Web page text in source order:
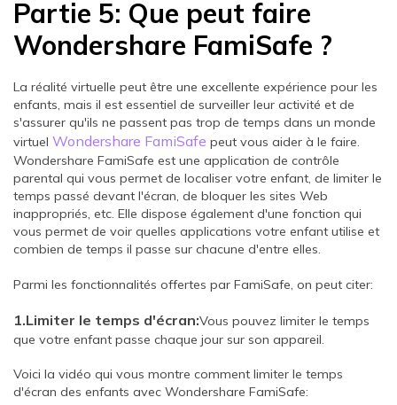
Partie 5: Que peut faire
Wondershare FamiSafe ?
La réalité virtuelle peut être une excellente expérience pour les
enfants, mais il est essentiel de surveiller leur activité et de
s'assurer qu'ils ne passent pas trop de temps dans un monde
virtuel Wondershare FamiSafe peut vous aider à le faire.
Wondershare FamiSafe est une application de contrôle
parental qui vous permet de localiser votre enfant, de limiter le
temps passé devant l'écran, de bloquer les sites Web
inappropriés, etc. Elle dispose également d'une fonction qui
vous permet de voir quelles applications votre enfant utilise et
combien de temps il passe sur chacune d'entre elles.
Parmi les fonctionnalités offertes par FamiSafe, on peut citer:
1.Limiter le temps d'écran:Vous pouvez limiter le temps
que votre enfant passe chaque jour sur son appareil.
Voici la vidéo qui vous montre comment limiter le temps
d'écran des enfants avec Wondershare FamiSafe: